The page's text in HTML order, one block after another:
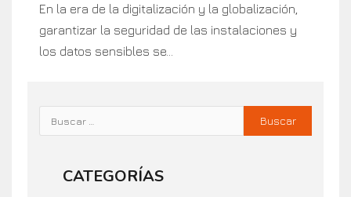
En la era de la digitalización y la globalización,
garantizar la seguridad de las instalaciones y
los datos sensibles se...
CATEGORÍAS